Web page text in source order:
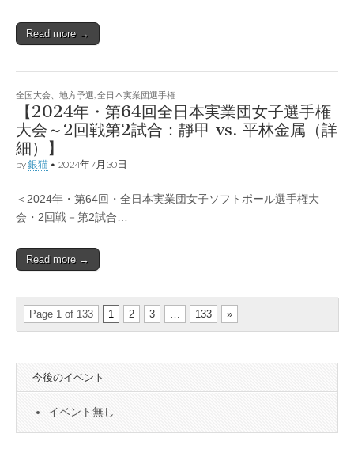
Read more →
全国大会、地方予選 全日本実業団選手権
【2024年・第64回全日本実業団女子選手権
大会～2回戦第2試合：靜甲 vs. 平林金属（詳
細）】
by銀猫 • 2024年7月30日
＜2024年・第64回・全日本実業団女子ソフトボール選手権大
会・2回戦－第2試合…
Read more →
Page 1 of 133 1 2 3 … 133 »
今後のイベント
イベント無し